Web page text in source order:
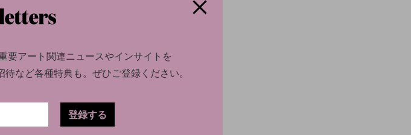
要アート関連ニュースやインサイトを
など各種特典も。ぜひご登録ください。
登録する